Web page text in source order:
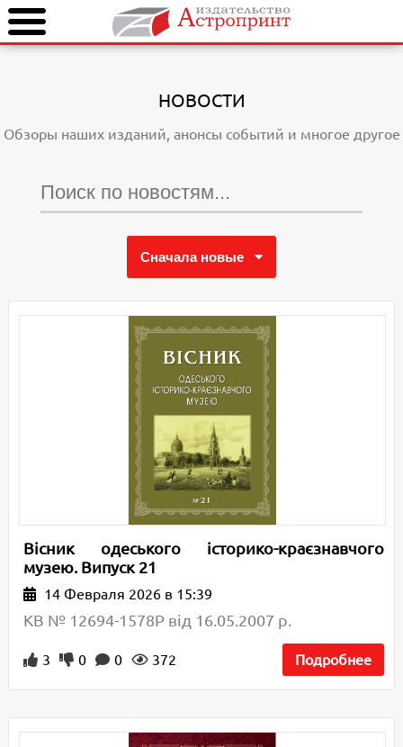
НОВОСТИ
Обзоры наших изданий, анонсы событий и многое другое
Сначала новые
Вісник одеського історико-краєзнавчого
музею. Випуск 21
14 Февраля 2026 в 15:39
КВ № 12694-1578Р від 16.05.2007 р.
3 0 0 372 Подробнее